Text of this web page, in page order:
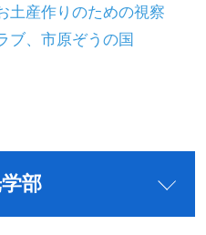
土産作りのための視察
、市原ぞうの国
部